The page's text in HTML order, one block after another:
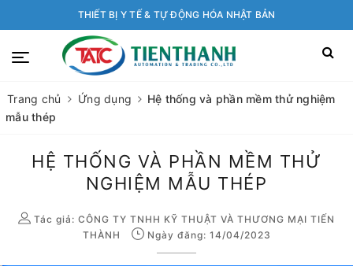
THIẾT BỊ Y TẾ & TỰ ĐỘNG HÓA NHẬT BẢN
Trang chủ Ứng dụng
Hệ thống và phần mềm thử nghiệm
mẫu thép
HỆ THỐNG VÀ PHẦN MỀM THỬ
NGHIỆM MẪU THÉP
Tác giả: CÔNG TY TNHH KỸ THUẬT VÀ THƯƠNG MẠI TIẾN
THÀNH
Ngày đăng: 14/04/2023